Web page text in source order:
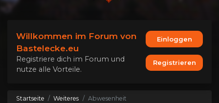
Willkommen im Forum von
Bastelecke.eu
Registriere dich im Forum und
nutze alle Vorteile.
Einloggen
Registrieren
Startseite Weiteres Abwesenheit